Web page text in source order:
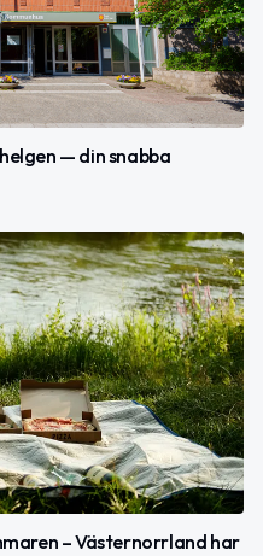
— din snabba
– Västernorrland har